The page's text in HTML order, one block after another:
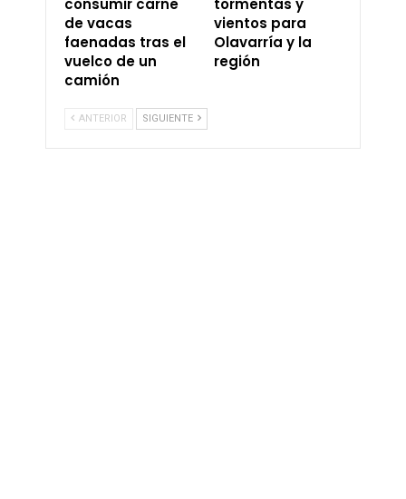
consumir carne
de vacas
faenadas tras el
vuelco de un
camión
tormentas y
vientos para
Olavarría y la
región
ANTERIOR SIGUIENTE